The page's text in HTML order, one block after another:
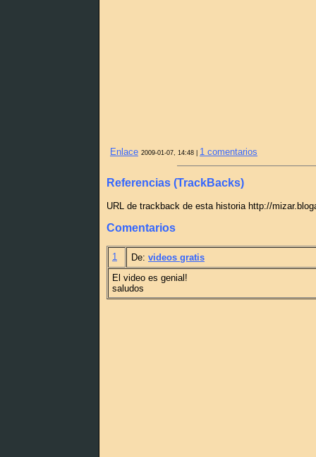
Enlace 2009-01-07, 14:48 | 1 comentarios
Referencias (TrackBacks)
URL de trackback de esta historia http://
Comentarios
1 De: videos gratis
El video es genial!
saludos